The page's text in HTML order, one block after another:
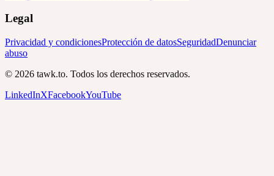
Legal
Privacidad y condicionesProtección de datosSeguridadDenunciar
abuso
© 2026 tawk.to. Todos los derechos reservados.
LinkedInXFacebookYouTube